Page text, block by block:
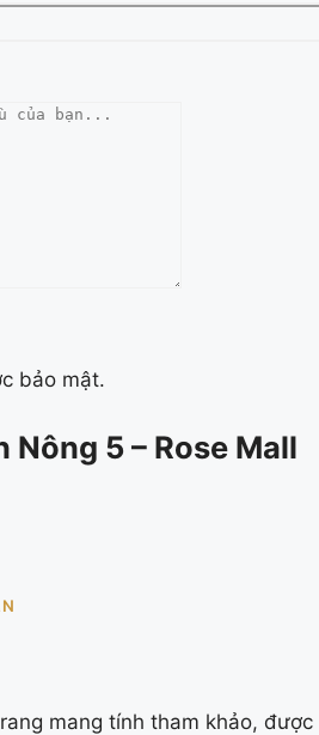
bảo mật.
Nông 5 – Rose Mall
mang tính tham khảo, được